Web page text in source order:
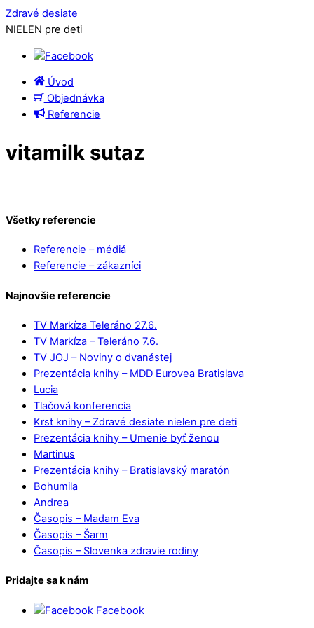
Zdravé desiate
NIELEN pre deti
Úvod
Objednávka
Referencie
vitamilk sutaz
Všetky referencie
Referencie – médiá
Referencie – zákazníci
Najnovšie referencie
TV Markíza Teleráno 27.6.
TV Markíza – Teleráno 7.6.
TV JOJ – Noviny o dvanástej
Prezentácia knihy – MDD Eurovea Bratislava
Lucia
Tlačová konferencia
Krst knihy – Zdravé desiate nielen pre deti
Prezentácia knihy – Umenie byť ženou
Martinus
Prezentácia knihy – Bratislavský maratón
Bohumila
Andrea
Časopis – Madam Eva
Časopis – Šarm
Časopis – Slovenka zdravie rodiny
Pridajte sa k nám
Facebook